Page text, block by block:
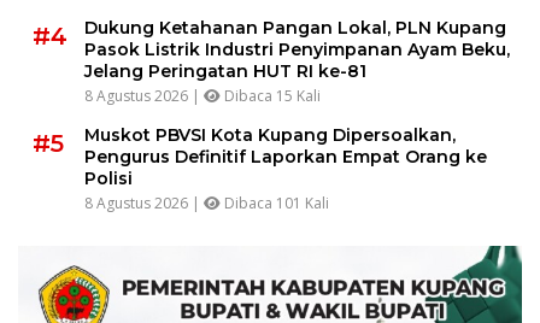
#4
Dukung Ketahanan Pangan Lokal, PLN Kupang
Pasok Listrik Industri Penyimpanan Ayam Beku,
Jelang Peringatan HUT RI ke-81
8 Agustus 2026 | Dibaca 15 Kali
#5
Muskot PBVSI Kota Kupang Dipersoalkan,
Pengurus Definitif Laporkan Empat Orang ke
Polisi
8 Agustus 2026 | Dibaca 101 Kali